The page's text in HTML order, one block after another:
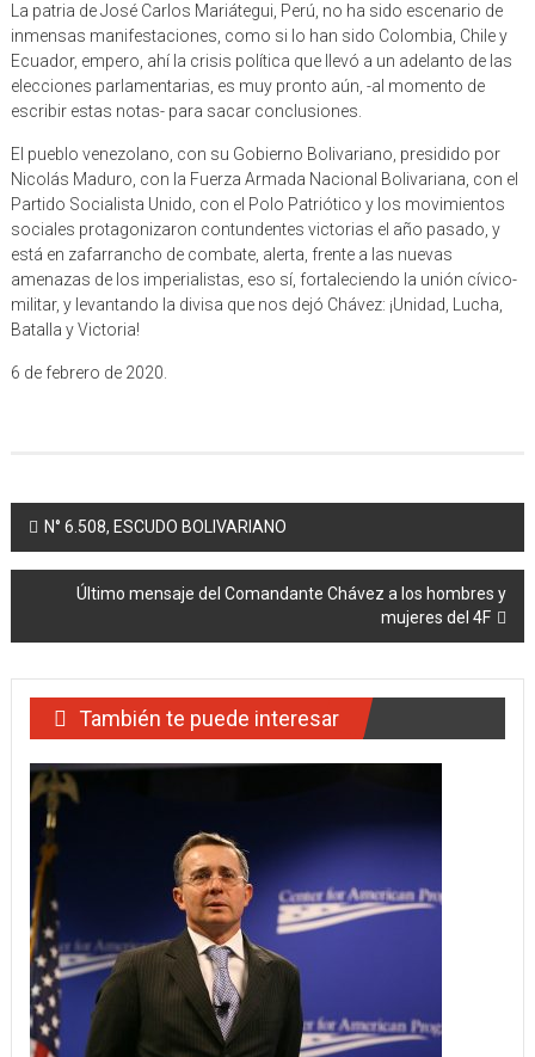
La patria de José Carlos Mariátegui, Perú, no ha sido escenario de
inmensas manifestaciones, como si lo han sido Colombia, Chile y
Ecuador, empero, ahí la crisis política que llevó a un adelanto de las
elecciones parlamentarias, es muy pronto aún, -al momento de
escribir estas notas- para sacar conclusiones.
El pueblo venezolano, con su Gobierno Bolivariano, presidido por
Nicolás Maduro, con la Fuerza Armada Nacional Bolivariana, con el
Partido Socialista Unido, con el Polo Patriótico y los movimientos
sociales protagonizaron contundentes victorias el año pasado, y
está en zafarrancho de combate, alerta, frente a las nuevas
amenazas de los imperialistas, eso sí, fortaleciendo la unión cívico-
militar, y levantando la divisa que nos dejó Chávez: ¡Unidad, Lucha,
Batalla y Victoria!
6 de febrero de 2020.
Navegación
de
entradas
N° 6.508, ESCUDO BOLIVARIANO
Último mensaje del Comandante Chávez a los hombres y
mujeres del 4F
También te puede interesar